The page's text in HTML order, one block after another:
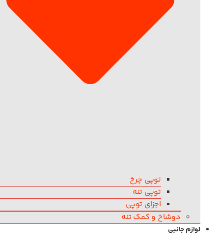
توپی چرخ
توپی تنه
اجزای توپی
دوشاخ و کمک تنه
لوازم جانبی